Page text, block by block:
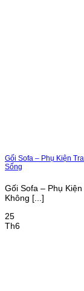
Gối Sofa – Phụ Kiện
Sống
Gối Sofa – Phụ
Không [...]
25
Th6